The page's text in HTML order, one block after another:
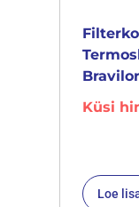
Bravilor
Küsi
Loe